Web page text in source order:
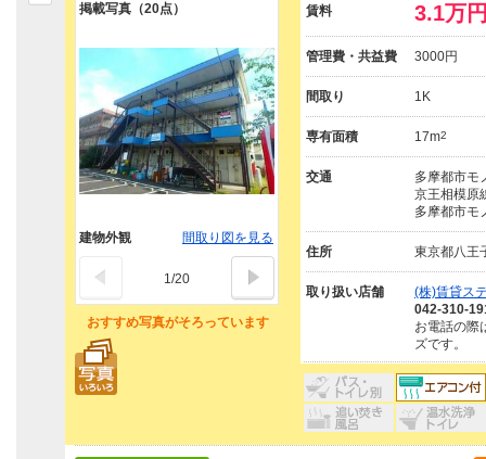
掲載写真（20点）
おすすめ写真がそろっています
建物外観 間取り図を見る
1/20
賃料 3.1万
管理費・共益費 3000円
間取り 1K
専有面積 17m2
交通
多摩都市モ
京王相模原
多摩都市モ
住所 東京都八王
取り扱い店舗
(株)賃貸ス
042-310-
お電話の際
ズです。